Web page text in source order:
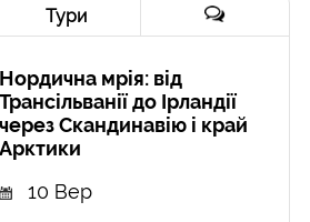
Тури
Нордична мрія: від
Трансільванії до Ірландії
через Скандинавію і край
Арктики
10 Вер